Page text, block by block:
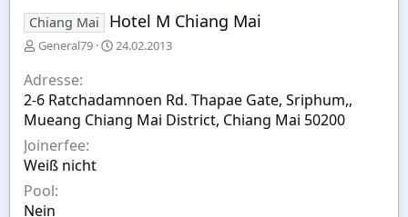
Chiang Mai Hotel M Chiang Mai
E
s
t
e
l
l
e
r
General79
E
t
e
l
24.02.2013
Adresse
2-6 Ratchadamnoen Rd. Thapae Gate, Sriphum,,
Mueang Chiang Mai District, Chiang Mai 50200
Joinerfee
Weiß nicht
Pool
Nein